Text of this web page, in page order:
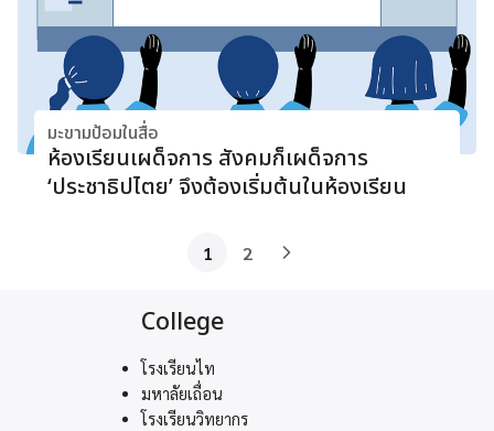
มะขามป้อมในสื่อ
ห้องเรียนเผด็จการ สังคมก็เผด็จการ
‘ประชาธิปไตย’ จึงต้องเริ่มต้นในห้องเรียน
1 2
College
โรงเรียนไท
มหาลัยเถื่อน
โรงเรียนวิทยากร